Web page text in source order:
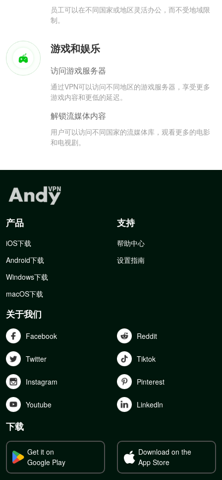
员工可以在不同国家或地区灵活办公，而不受地域限
制。
游戏和娱乐
访问游戏服务器
通过VPN可以访问不同地区的游戏服务器，享受更多
游戏内容和更低的延迟。
解锁流媒体内容
用户可以访问不同国家的流媒体库，观看更多的电影
和电视剧。
产品
iOS下载
Android下载
Windows下载
macOS下载
支持
帮助中心
设置指南
关于我们
Facebook Reddit
Twitter Tiktok
Instagram Pinterest
Youtube Linkedln
下载
Get it on
Google Play
Download on the
App Store